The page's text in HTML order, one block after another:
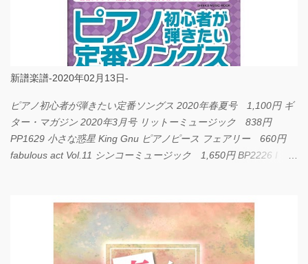
新譜楽譜-2020年02月13日-
ピアノ初心者が弾きたい定番ソングス 2020年春夏号 1,100円 ギ
ター・マガジン 2020年3月号 リットーミュージック 838円
PP1629 小さな惑星 King Gnu ピアノピース フェアリー 660円
fabulous act Vol.11 シンコーミュージック 1,650円 BP2226 I